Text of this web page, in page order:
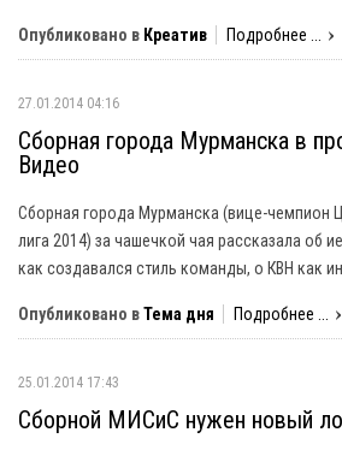
Опубликовано в Креатив Подробнее ...
27.01.2014 04:16
Сборная города Мурманска в
Видео
Сборная города Мурманска (вице-чемпион
лига 2014) за чашечкой чая рассказала об
как создавался стиль команды, о КВН как
Опубликовано вТема дня Подробнее ...
25.01.2014 17:43
Сборной МИСиС нужен новый